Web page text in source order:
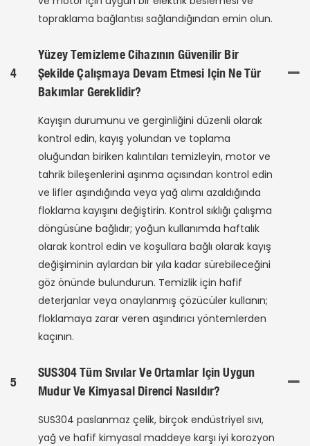
topraklama bağlantısı sağlandığından emin olun.
4
Yüzey Temizleme Cihazının Güvenilir Bir
Şekilde Çalışmaya Devam Etmesi Için Ne Tür
Bakımlar Gereklidir?
Kayışın durumunu ve gerginliğini düzenli olarak
kontrol edin, kayış yolundan ve toplama
oluğundan biriken kalıntıları temizleyin, motor ve
tahrik bileşenlerini aşınma açısından kontrol edin
ve lifler aşındığında veya yağ alımı azaldığında
floklama kayışını değiştirin. Kontrol sıklığı çalışma
döngüsüne bağlıdır; yoğun kullanımda haftalık
olarak kontrol edin ve koşullara bağlı olarak kayış
değişiminin aylardan bir yıla kadar sürebileceğini
göz önünde bulundurun. Temizlik için hafif
deterjanlar veya onaylanmış çözücüler kullanın;
floklamaya zarar veren aşındırıcı yöntemlerden
kaçının.
5
SUS304 Tüm Sıvılar Ve Ortamlar Için Uygun
Mudur Ve Kimyasal Direnci Nasıldır?
SUS304 paslanmaz çelik, birçok endüstriyel sıvı,
yağ ve hafif kimyasal maddeye karşı iyi korozyon